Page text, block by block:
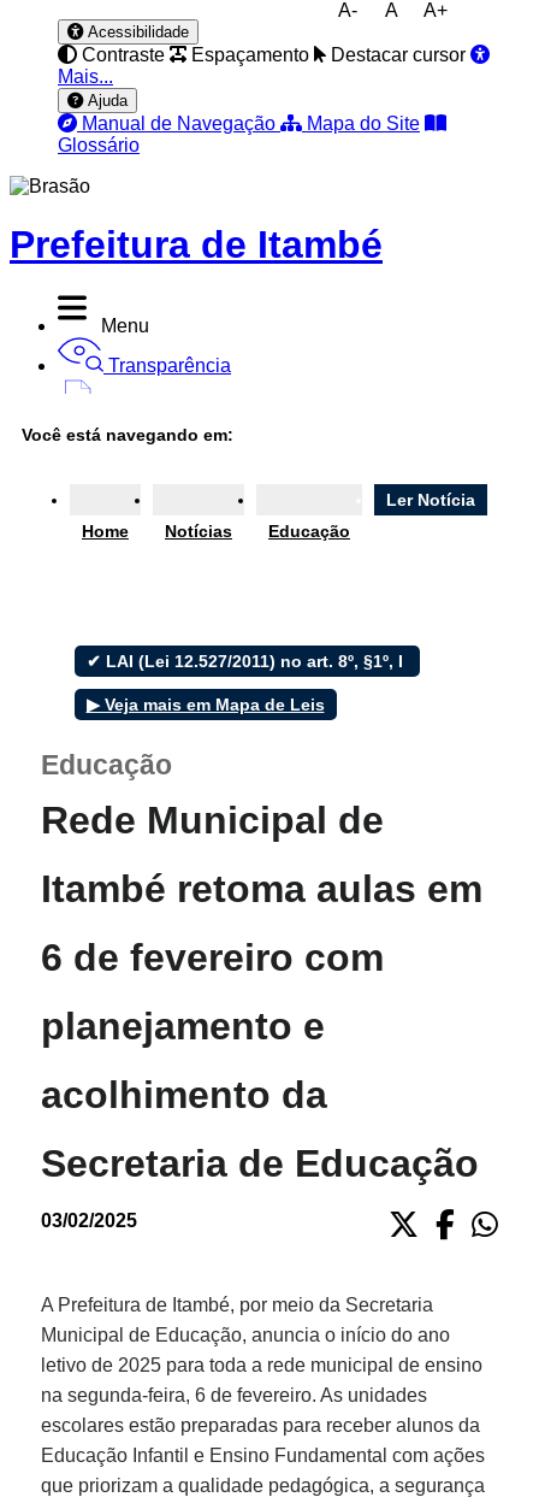
A- A A+
Acessibilidade
Contraste Espaçamento
Destacar cursor
Mais...
Ajuda
Manual de Navegação
Mapa do Site
Glossário
Prefeitura de Itambé
Menu
Transparência
Ouvidoria
e-SIC
Filtrar por todos
Cidadão
Fotos
Notícias
Servidor
Videos
Fale conosco
Fale conosco
Nome*
Telefone 2
Mensagem*
*Campos obrigatórios
Ao iniciar um contato, você concorda com a Política de
privacidade
Você está navegando em:
Home Notícias Educação
Ler Notícia
✔ LAI (Lei 12.527/2011) no art. 8º, §1º, I
▶ Veja mais em Mapa de Leis
Educação
Rede Municipal de
Itambé retoma aulas em
6 de fevereiro com
planejamento e
acolhimento da
Secretaria de Educação
03/02/2025
A Prefeitura de Itambé, por meio da Secretaria
Municipal de Educação, anuncia o início do ano
letivo de 2025 para toda a rede municipal de ensino
na segunda-feira, 6 de fevereiro. As unidades
escolares estão preparadas para receber alunos da
Educação Infantil e Ensino Fundamental com ações
que priorizam a qualidade pedagógica, a segurança